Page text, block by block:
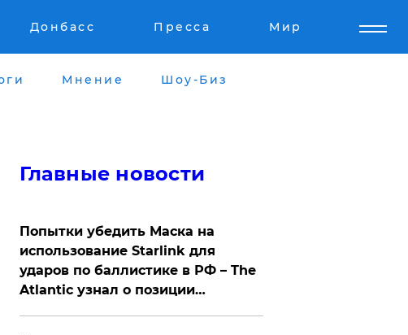
Донбасс Пресса Мир
Мнение Шоу-Биз
Главные новости
Попытки убедить Маска на
использование Starlink для
ударов по баллистике в РФ – The
Atlantic узнал о позиции